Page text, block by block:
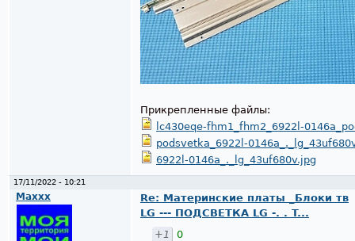
Прикрепленные файлы:
lc430eqe-fhm1_fhm2_6922l-
podsvetka_6922l-
6922l-0146a_._lg_43uf680v.jpg
17/11/2022 - 10:21
Maxxx
Re: Материнские платы _Блоки тв
LG --- ПОДСВЕТКА LG -. . T...
+1
0